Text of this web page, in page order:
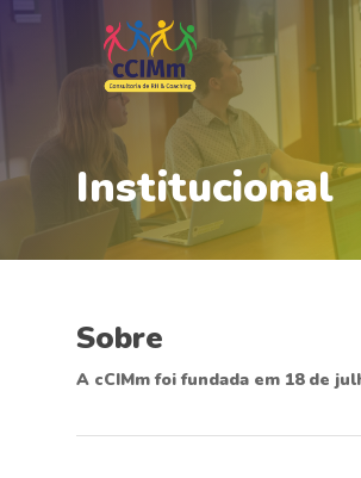
Skip
Institucional
Sobre
A cCIMm foi fundada em 18 de